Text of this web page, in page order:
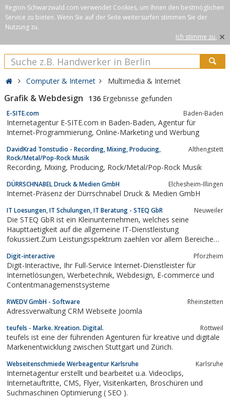
Region-Schwarzwald.com verwendet Cookies, um Ihnen den bestmöglichen
Service zu bieten. Wenn Sie auf der Seite weitersurfen stimmen Sie der
Nutzung zu.
Ich stimme zu. ×
Computer & Internet Multimedia & Internet
Grafik & Webdesign 136 Ergebnisse gefunden
E-SITE.com Baden-Baden
Internetagentur E-SITE.com in Baden-Baden, Agentur für
Internet-Programmierung, Online-Marketing und Werbung
DavidKrad Tonstudio - Recording, Mixing, Producing,
Rock/Metal/Pop-Rock Musik
Althengstett
Recording, Mixing, Producing, Rock/Metal/Pop-Rock Musik
DÜRRSCHNABEL Druck & Medien GmbH Elchesheim-Illingen
Internet-Präsenz der Dürrschnabel Druck & Medien GmbH
IT Loesungen, IT Schulungen, IT Beratung - STEQ GbR Neuweiler
Die STEQ GbR ist ein Kleinunternehmen, welches seine
Haupttaetigkeit auf die allgemeine IT-Dienstleistung
fokussiert.Zum Leistungsspektrum zaehlen vor allem Bereiche
Suchmaschinenoptimierung, Suchmaschinenmarketing, PC
Support und Notdienst (Installation/Konfiguration),...
Digit-interactive Pforzheim
Digit-Interactive, Ihr Full-Service Internet-Dienstleister für
Internetlösungen, Werbetechnik, Webdesign, E-commerce und
Contentmanagemenstsysteme
RWEDV GmbH - Software Rheinstetten
Adressverwaltung CRM Webseite Joomla
teufels - Marke. Kreation. Digital. Rottweil
teufels ist eine der führenden Agenturen für kreative und digitale
Markenentwicklung zwischen Stuttgart und Zürich.
Webseitenschmiede Werbeagentur Karlsruhe Karlsruhe
Internetagentur erstellt und bearbeitet u.a. Videoclips,
Internetauftritte, CMS, Flyer, Visitenkarten, Broschüren und
Suchmaschinen Optimierung ( SEO ).